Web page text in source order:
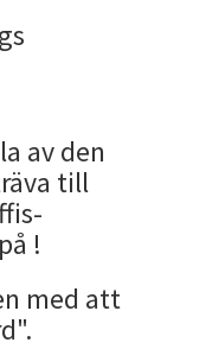
av den
till
!
med att